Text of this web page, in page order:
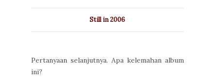
Still in 2006
Pertanyaan selanjutnya. Apa kelemahan album
ini?